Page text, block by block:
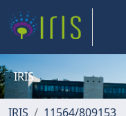
IRIS
IRIS 11564/809153